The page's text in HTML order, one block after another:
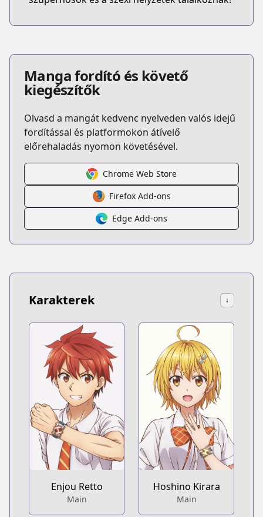
Manga fordító és követő
kiegészítők
Olvasd a mangát kedvenc nyelveden valós idejű
fordítással és platformokon átívelő
előrehaladás nyomon követésével.
Chrome Web Store
Firefox Add-ons
Edge Add-ons
Karakterek ↓
Enjou Retto
Main
Hoshino Kirara
Main